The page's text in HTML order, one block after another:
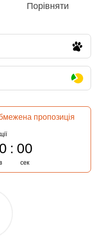
Порівняти
пропозиція
00
сек